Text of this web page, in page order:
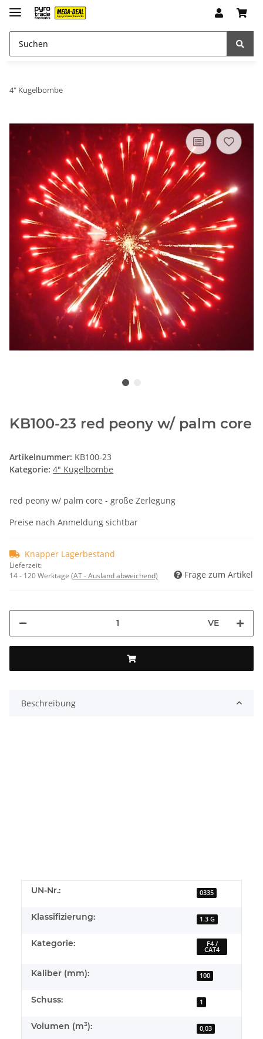
4" Kugelbombe
KB100-23 red peony w/ palm core
Artikelnummer: KB100-23
Kategorie: 4" Kugelbombe
red peony w/ palm core - große Zerlegung
Preise nach Anmeldung sichtbar
Knapper Lagerbestand
Lieferzeit:
14 - 120 Werktage (AT - Ausland abweichend) Frage zum Artikel
VE
Beschreibung
UN-Nr.: 0335
Klassifizierung: 1.3 G
Kategorie: F4 /
CAT4
Kaliber (mm): 100
Schuss: 1
Volumen (m³): 0,03